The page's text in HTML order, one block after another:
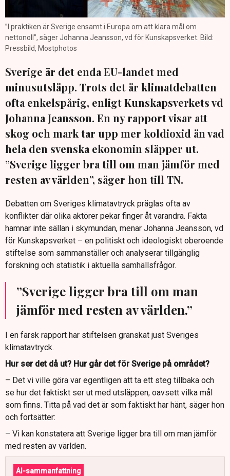
”I praktiken är Sverige ensamt i Europa om att klara mål om
nettonoll”, säger Johanna Jeansson, vd för Kunskapsverket. Bild:
Pressbild, Mostphotos
Sverige är det enda EU-landet med
minusutsläpp. Trots det är klimatdebatten
ofta enkelspårig, enligt Kunskapsverkets vd
Johanna Jeansson. En ny rapport visar att
skog och mark tar upp mer koldioxid än vad
hela den svenska ekonomin släpper ut.
”Sverige ligger bra till om man jämför med
resten av världen”, säger hon till TN.
Debatten om Sveriges klimatavtryck präglas ofta av
konflikter där olika aktörer pekar finger åt varandra. Fakta
hamnar inte sällan i skymundan, menar Johanna Jeansson, vd
för Kunskapsverket – en politiskt och ideologiskt oberoende
stiftelse som sammanställer och analyserar tillgänglig
forskning och statistik i aktuella samhällsfrågor.
”Sverige ligger bra till om man
jämför med resten av världen.”
I en färsk rapport har stiftelsen granskat just Sveriges
klimatavtryck.
Hur ser det då ut? Hur går det för Sverige på området?
– Det vi ville göra var egentligen att ta ett steg tillbaka och
se hur det faktiskt ser ut med utsläppen, oavsett vilka mål
som finns. Titta på vad det är som faktiskt har hänt, säger hon
och fortsätter:
– Vi kan konstatera att Sverige ligger bra till om man jämför
med resten av världen.
AI-sammanfattning